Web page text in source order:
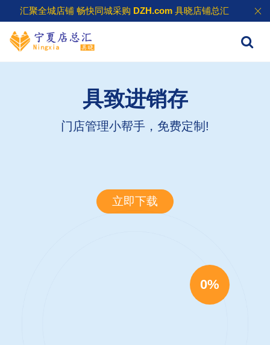
汇聚全城店铺 畅快同城采购 DZH.com 具晓店铺总汇
具致进销存
门店管理小帮手，免费定制!
立即下载
0%